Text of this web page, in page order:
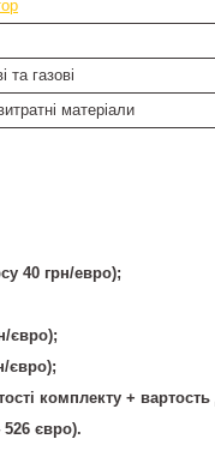
та газові
матеріали
40 грн/евро);
євро);
євро);
комплекту + вартость
526 євро).